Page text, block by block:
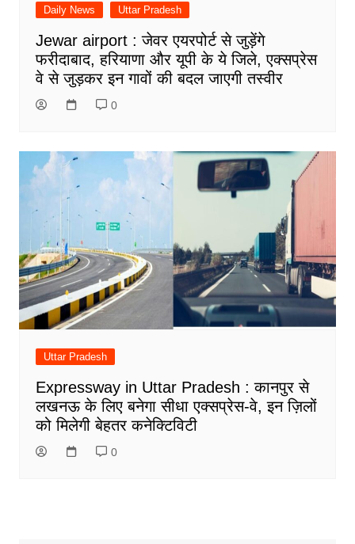
Daily News Uttar Pradesh
Jewar airport : जेवर एयरपोर्ट से जुड़ेंगे
फरीदाबाद, हरियाणा और यूपी के ये जिले, एक्सप्रेस
वे से जुड़कर इन गावों की बदल जाएगी तस्वीर
0
Uttar Pradesh
Expressway in Uttar Pradesh : कानपुर से
लखनऊ के लिए बनेगा सीधा एक्सप्रेस-वे, इन ज़िलों
को मिलेगी बेहतर कनेक्टिविटी
0